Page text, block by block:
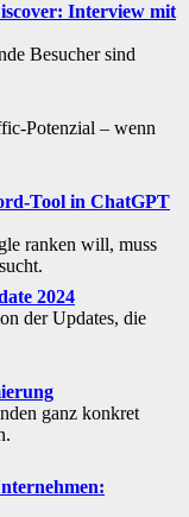
Interview mit
Besucher sind
Potenzial – wenn
Tool in ChatGPT
ranken will, muss
2024
der Updates, die
ganz konkret